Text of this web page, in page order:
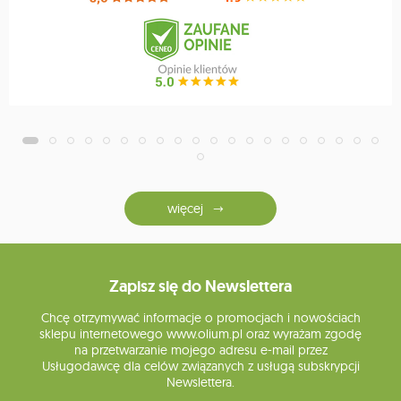
więcej
Zapisz się do Newslettera
Chcę otrzymywać informacje o promocjach i nowościach
sklepu internetowego www.olium.pl oraz wyrażam zgodę
na przetwarzanie mojego adresu e-mail przez
Usługodawcę dla celów związanych z usługą subskrypcji
Newslettera.